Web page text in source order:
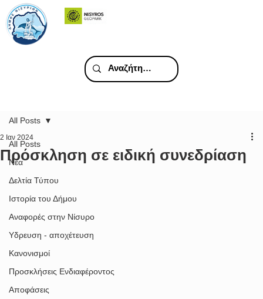
All Posts
Νέα
Δελτία Τύπου
Ιστορία του Δήμου
Αναφορές στην Νίσυρο
Υδρευση - αποχέτευση
Κανονισμοί
Προσκλήσεις Ενδιαφέροντος
Αποφάσεις
All Posts
Πρόσκληση σε ειδική συνεδρίαση
2 Ιαν 2024